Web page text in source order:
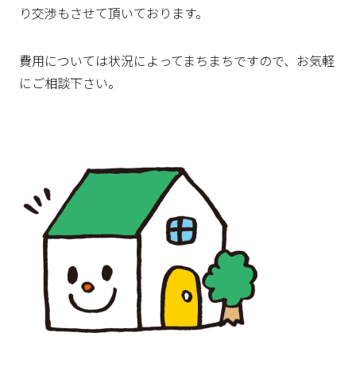
り交渉もさせて頂いております。
費用については状況によってまちまちですので、お気軽
にご相談下さい。